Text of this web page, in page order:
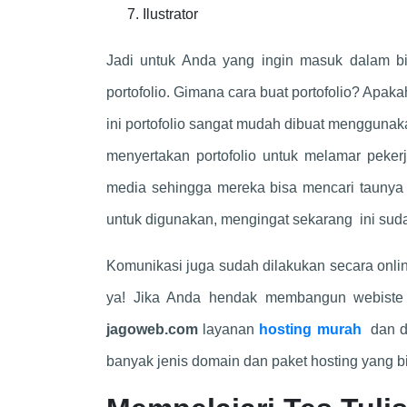
Ilustrator
Jadi untuk Anda yang ingin masuk dalam
portofolio. Gimana cara buat portofolio?
ini portofolio sangat mudah dibuat
menyertakan portofolio untuk melamar
media sehingga mereka bisa mencari
untuk digunakan, mengingat sekarang ini
Komunikasi juga sudah dilakukan secara
ya! Jika Anda hendak membangun
jagoweb.com layanan hosting murahdan
banyak jenis domain dan paket hosting yang